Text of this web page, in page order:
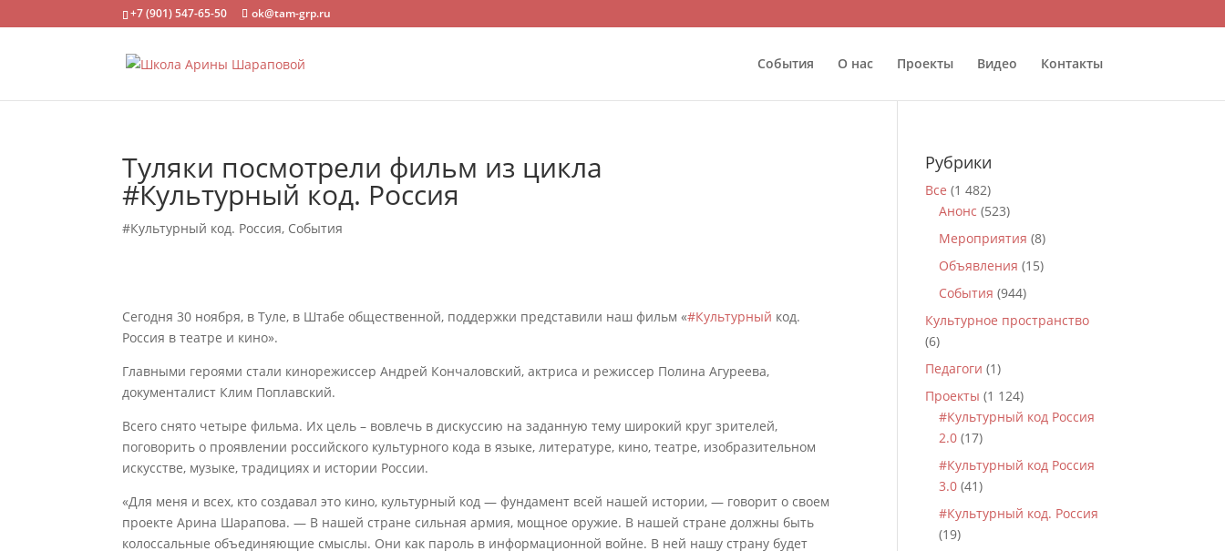
+7 (901) 547-65-50 ok@tam-grp.ru
События О нас Проекты Видео Контакты
Туляки посмотрели фильм из цикла
#Культурный код. Россия
#Культурный код. Россия, События
Сегодня 30 ноября, в Туле, в Штабе общественной, поддержки представили наш фильм «#Культурный код.
Россия в театре и кино».
Главными героями стали кинорежиссер Андрей Кончаловский, актриса и режиссер Полина Агуреева,
документалист Клим Поплавский.
Всего снято четыре фильма. Их цель – вовлечь в дискуссию на заданную тему широкий круг зрителей,
поговорить о проявлении российского культурного кода в языке, литературе, кино, театре, изобразительном
искусстве, музыке, традициях и истории России.
«Для меня и всех, кто создавал это кино, культурный код — фундамент всей нашей истории, — говорит о своем
проекте Арина Шарапова. — В нашей стране сильная армия, мощное оружие. В нашей стране должны быть
колоссальные объединяющие смыслы. Они как пароль в информационной войне. В ней нашу страну будет
Рубрики
Все (1 482)
Анонс (523)
Мероприятия (8)
Объявления (15)
События (944)
Культурное пространство
(6)
Педагоги (1)
Проекты (1 124)
#Культурный код Россия
2.0 (17)
#Культурный код Россия
3.0 (41)
#Культурный код. Россия
(19)